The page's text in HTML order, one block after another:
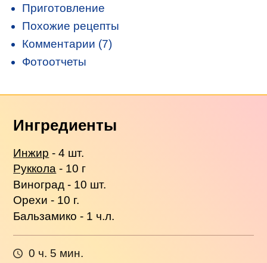
Приготовление
Похожие рецепты
Комментарии (7)
Фотоотчеты
Ингредиенты
Инжир - 4 шт.
Руккола - 10 г
Виноград - 10 шт.
Орехи - 10 г.
Бальзамико - 1 ч.л.
0 ч. 5 мин.